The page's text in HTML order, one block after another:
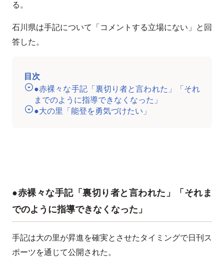
る。
石川県は手記について「コメントする立場にない」と回
答した。
目次
●赤裸々な手記「裏切り者と言われた」「それ
までのように指導できなくなった」
●大の里「能登を勇気づけたい」
●赤裸々な手記「裏切り者と言われた」「それま
でのように指導できなくなった」
手記は大の里が昇進を確実とさせたタイミングで日刊ス
ポーツを通じて公開された。